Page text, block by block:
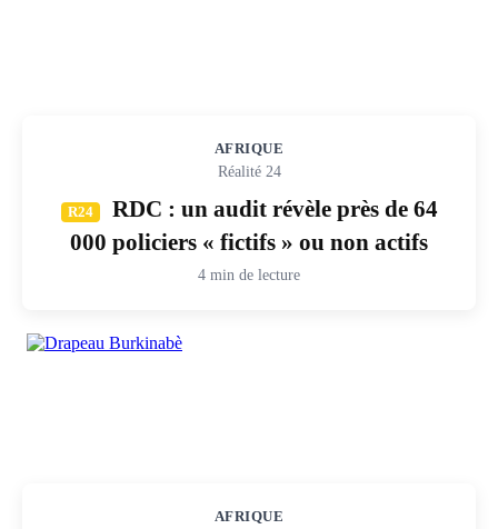
AFRIQUE
Réalité 24
R24
RDC : un audit révèle près de 64
000 policiers « fictifs » ou non actifs
4 min de lecture
AFRIQUE